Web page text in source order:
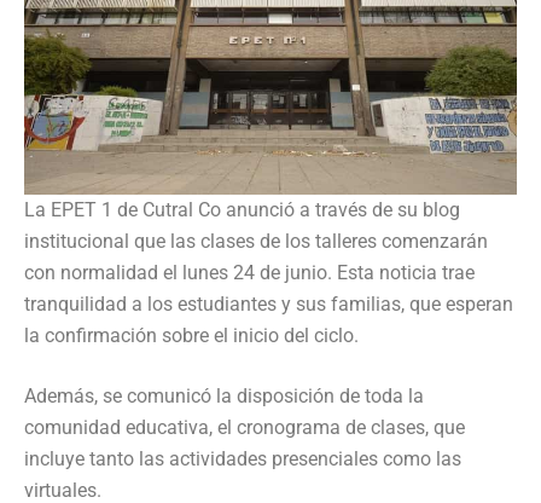
La EPET 1 de Cutral Co anunció a través de su blog
institucional que las clases de los talleres comenzarán
con normalidad el lunes 24 de junio. Esta noticia trae
tranquilidad a los estudiantes y sus familias, que esperan
la confirmación sobre el inicio del ciclo.
Además, se comunicó la disposición de toda la
comunidad educativa, el cronograma de clases, que
incluye tanto las actividades presenciales como las
virtuales.